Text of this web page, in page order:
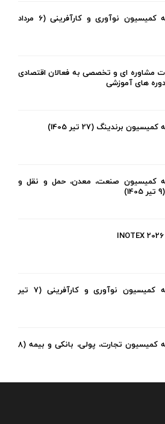
صورتجلسه کمیسیون نوآوری و کارآفرینی (6 مرداد
مشاوره ای و تخصصی به فعالان اقتصادی
دوره های آموزشی
برندینگ (27 تیر 1405)
کمیسیون صنعت، معدن، حمل و نقل و
صورتجلسه کمیسیون نوآوری و کارآفرینی (7 تیر
صورتجلسه کمیسیون تجارت، پولی، بانکی و بیمه (8